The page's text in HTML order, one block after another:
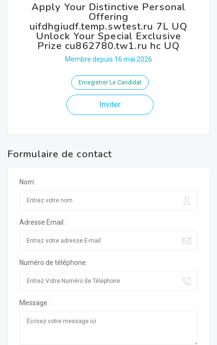
Apply Your Distinctive Personal
Offering
uifdhgiudf.temp.swtest.ru 7L UQ
Unlock Your Special Exclusive
Prize cu862780.tw1.ru hc UQ
Membre depuis 16 mai 2026
Enregistrer Le Candidat
Inviter
Formulaire de contact
Nom:
Adresse Email:
Numéro de téléphone:
Message :